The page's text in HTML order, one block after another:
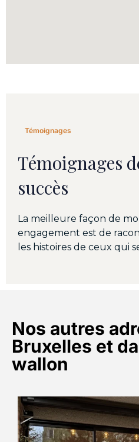
Témoignages
Témoignages
succès
La meilleure façon de
engagement est de
les histoires de ceux qui
Nos autres
Bruxelles et
wallon